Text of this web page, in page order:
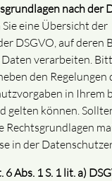
nach der
eine Übersicht der
DSGVO, auf deren
verarbeiten.
den Regelungen
in Ihrem
gelten können.
Rechtsgrundlagen
in der
Abs. 1 S. 1 lit. a)